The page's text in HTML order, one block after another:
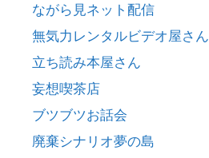
ながら見ネット配信
無気力レンタルビデオ屋さん
立ち読み本屋さん
妄想喫茶店
ブツブツお話会
廃棄シナリオ夢の島